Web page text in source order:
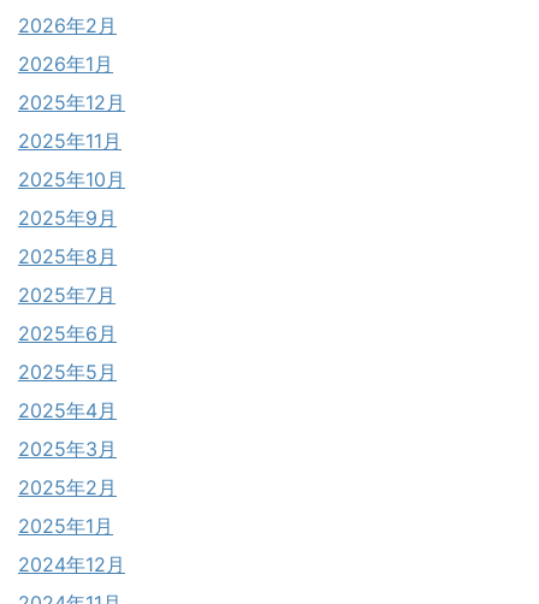
2026年2月
2026年1月
2025年12月
2025年11月
2025年10月
2025年9月
2025年8月
2025年7月
2025年6月
2025年5月
2025年4月
2025年3月
2025年2月
2025年1月
2024年12月